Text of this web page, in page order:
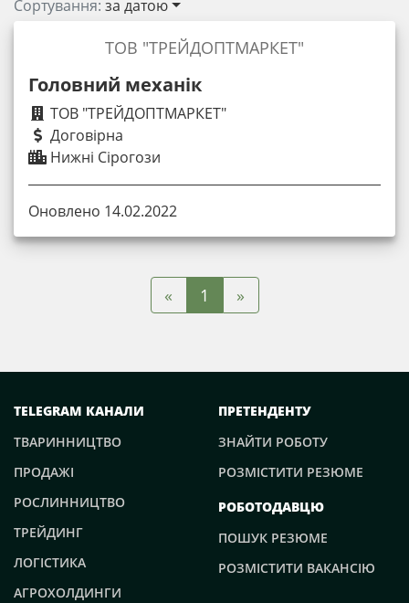
Сортування: за датою
Головний механік
ТОВ "ТРЕЙДОПТМАРКЕТ"
Договірна
Нижні Сірогози
ТОВ "ТРЕЙДОПТМАРКЕТ"
Оновлено 14.02.2022
« 1 »
TELEGRAM КАНАЛИ
ТВАРИННИЦТВО
ПРОДАЖІ
РОСЛИННИЦТВО
ТРЕЙДИНГ
ЛОГІСТИКА
АГРОХОЛДИНГИ
ПРЕТЕНДЕНТУ
ЗНАЙТИ РОБОТУ
РОЗМІСТИТИ РЕЗЮМЕ
РОБОТОДАВЦЮ
ПОШУК РЕЗЮМЕ
РОЗМІСТИТИ ВАКАНСІЮ